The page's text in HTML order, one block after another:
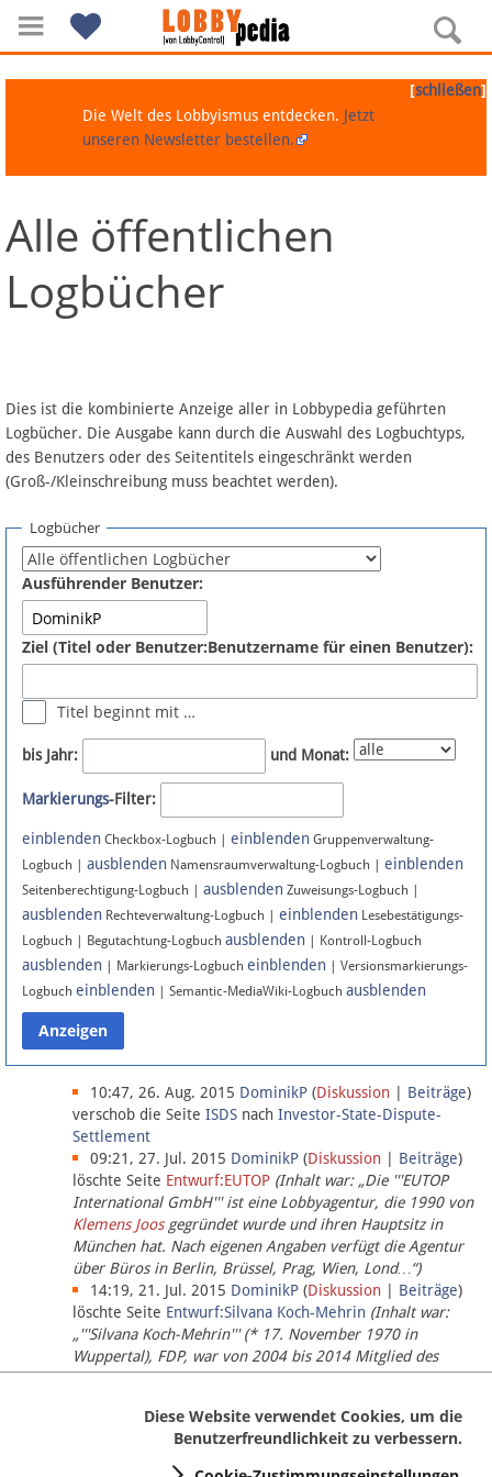
Navigation
Über Lobbypedia
Artikel nach Kategorien
FAQ
Fördermitglied werden
Fehler melden
Newsletter
Bluesky
Facebook
Instagram
Anmelden
Datenschutz
Über Lobbypedia
Impressum
[schließen]
Die Welt des Lobbyismus entdecken. Jetzt
unseren Newsletter bestellen.
Alle öffentlichen
Logbücher
Dies ist die kombinierte Anzeige aller in Lobbypedia geführten
Logbücher. Die Ausgabe kann durch die Auswahl des Logbuchtyps,
des Benutzers oder des Seitentitels eingeschränkt werden
(Groß-/Kleinschreibung muss beachtet werden).
Logbücher
Ausführender Benutzer:
Ziel (Titel oder Benutzer:Benutzername für einen Benutzer):
Titel beginnt mit …
bis Jahr: und Monat:
Markierungs-Filter:
einblenden Checkbox-Logbuch | einblenden Gruppenverwaltung-
Logbuch | ausblenden Namensraumverwaltung-Logbuch | einblenden
Seitenberechtigung-Logbuch | ausblenden Zuweisungs-Logbuch |
ausblenden Rechteverwaltung-Logbuch | einblenden Lesebestätigungs-
Logbuch | Begutachtung-Logbuch ausblenden | Kontroll-Logbuch
ausblenden | Markierungs-Logbuch einblenden | Versionsmarkierungs-
Logbuch einblenden | Semantic-MediaWiki-Logbuch ausblenden
10:47, 26. Aug. 2015 DominikP (Diskussion Beiträge)
verschob die Seite ISDS nach Investor-State-Dispute-
Settlement
09:21, 27. Jul. 2015 DominikP (Diskussion Beiträge)
löschte Seite Entwurf:EUTOP (Inhalt war: „Die '''EUTOP
International GmbH''' ist eine Lobbyagentur, die 1990 von
Klemens Joosgegründet wurde und ihren Hauptsitz in
München hat. Nach eigenen Angaben verfügt die Agentur
über Büros in Berlin, Brüssel, Prag, Wien, Lond…“)
14:19, 21. Jul. 2015 DominikP (Diskussion Beiträge)
löschte Seite Entwurf:Silvana Koch-Mehrin (Inhalt war:
„'''Silvana Koch-Mehrin''' (* 17. November 1970 in
Wuppertal), FDP, war von 2004 bis 2014 Mitglied des
Europäischen Parlaments, seit November 2014 ist sie für
Diese Website verwendet Cookies, um die
Benutzerfreundlichkeit zu verbessern.